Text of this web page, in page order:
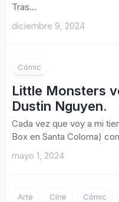
Tras...
diciembre 9, 2024
Cómic
Little Monsters
Dustin Nguyen.
Cada vez que voy a mi
Box en Santa Coloma)
mayo 1, 2024
Arte Cine Cómic